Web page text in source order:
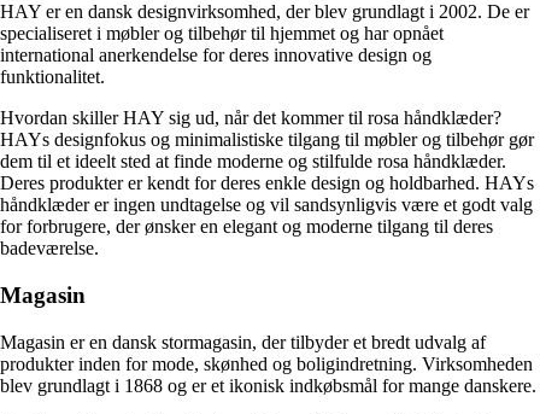
HAY er en dansk designvirksomhed, der blev grundlagt i 2002. De er
specialiseret i møbler og tilbehør til hjemmet og har opnået
international anerkendelse for deres innovative design og
funktionalitet.
Hvordan skiller HAY sig ud, når det kommer til rosa håndklæder?
HAYs designfokus og minimalistiske tilgang til møbler og tilbehør gør
dem til et ideelt sted at finde moderne og stilfulde rosa håndklæder.
Deres produkter er kendt for deres enkle design og holdbarhed. HAYs
håndklæder er ingen undtagelse og vil sandsynligvis være et godt valg
for forbrugere, der ønsker en elegant og moderne tilgang til deres
badeværelse.
Magasin
Magasin er en dansk stormagasin, der tilbyder et bredt udvalg af
produkter inden for mode, skønhed og boligindretning. Virksomheden
blev grundlagt i 1868 og er et ikonisk indkøbsmål for mange danskere.